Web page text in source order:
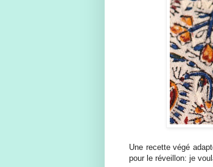
Une recette végé
pour le réveillon: je